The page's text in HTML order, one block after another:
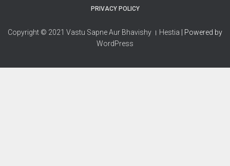
PRIVACY POLICY
Copyright © 2021 Vastu Sapne Aur Bhavishy । Hestia | Powered by
WordPress